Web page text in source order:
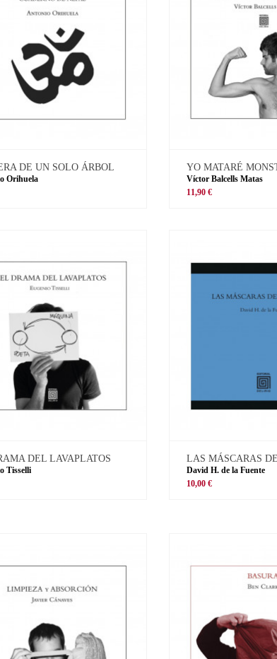
DE UN SOLO ÁRBOL
Orihuela
YO MATARÉ
Víctor Balcells Matas
11,90 €
DEL LAVAPLATOS
Tisselli
LAS MÁSCARAS
David H. de la Fuente
10,00 €